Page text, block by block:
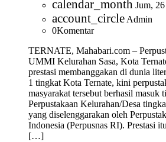
calendar_month Jum,
account_circle Admin
0Komentar
TERNATE, Mahabari.com –
UMMI Kelurahan Sasa, Kota
prestasi membanggakan di dunia
1 tingkat Kota Ternate, kini
masyarakat tersebut berhasil masuk
Perpustakaan Kelurahan/Desa
yang diselenggarakan oleh
Indonesia (Perpusnas RI). Prestasi
[…]